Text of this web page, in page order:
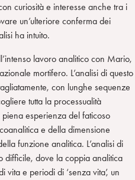
curiosità e interesse anche tra i
un’ulteriore conferma dei
ha intuito.
lavoro analitico con Mario,
mortifero. L’analisi di questo
con lunghe sequenze
tutta la processualità
esperienza del faticoso
e della dimensione
funzione analitica. L’analisi di
difficile, dove la coppia analitica
e periodi di ‘senza vita’, un